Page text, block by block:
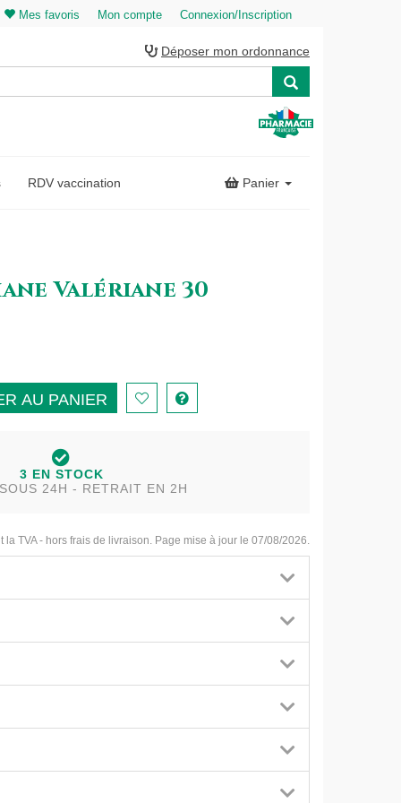
Mes favoris Mon compte Connexion/Inscription
Déposer mon ordonnance
RDV vaccination Panier
Valériane 30
AU PANIER
3 EN STOCK
24H - RETRAIT EN 2H
la TVA - hors frais de livraison. Page mise à jour le 07/08/2026.